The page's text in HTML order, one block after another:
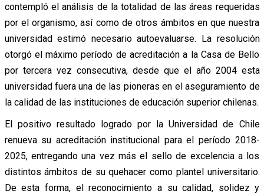
contempló el análisis de la totalidad de las áreas requeridas
por el organismo, así como de otros ámbitos en que nuestra
universidad estimó necesario autoevaluarse. La resolución
otorgó el máximo período de acreditación a la Casa de Bello
por tercera vez consecutiva, desde que el año 2004 esta
universidad fuera una de las pioneras en el aseguramiento de
la calidad de las instituciones de educación superior chilenas.
El positivo resultado logrado por la Universidad de Chile
renueva su acreditación institucional para el período 2018-
2025, entregando una vez más el sello de excelencia a los
distintos ámbitos de su quehacer como plantel universitario.
De esta forma, el reconocimiento a su calidad, solidez y